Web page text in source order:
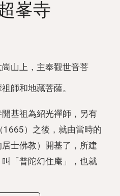
峯寺
崗山上，主奉觀世音菩
祖師和地藏菩薩。
基祖為紹光禪師，另有
）之後，就由當時的
士佛教）開基了，所建
「普陀幻住庵」，也就